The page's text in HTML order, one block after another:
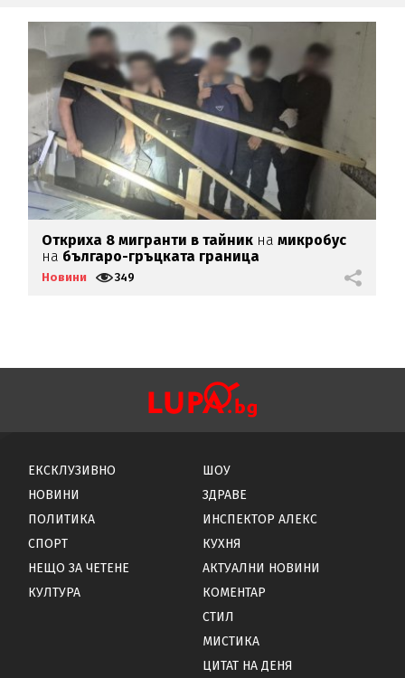
Откриха 8 мигранти в тайник намикробус
на българо-гръцката граница
Новини 349
ЕКСКЛУЗИВНО
НОВИНИ
ПОЛИТИКА
СПОРТ
НЕЩО ЗА ЧЕТЕНЕ
КУЛТУРА
ШОУ
ЗДРАВЕ
ИНСПЕКТОР АЛЕКС
КУХНЯ
АКТУАЛНИ НОВИНИ
КОМЕНТАР
СТИЛ
МИСТИКА
ЦИТАТ НА ДЕНЯ